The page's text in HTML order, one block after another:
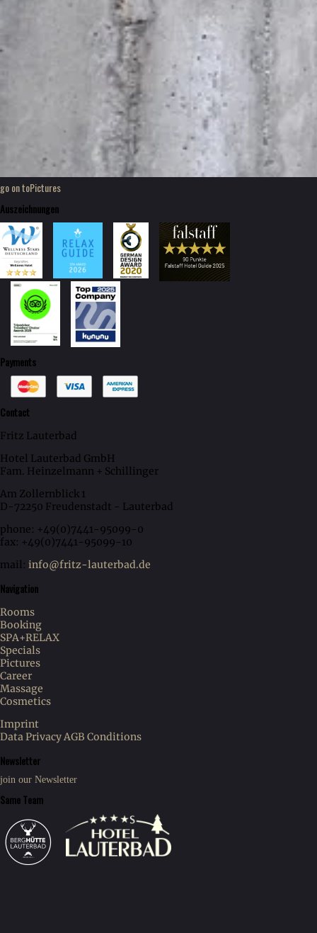
go on toPictures
Auszeichnungen
Payments
Contact
Fritz Lauterbad
Hotel Lauterbad GmbH
Fam. Heinzelmann + Schillinger
Am Zollernblick 1
D-72250 Freudenstadt - Lauterbad
phone: +49(0)7441-95099-0
fax: +49(0)7441-95099-10
mail: info@fritz-lauterbad.de
Navigation
Rooms
Booking
SPA+RELAX
Specials
Pictures
Career
Massage
Cosmetics
Imprint
Data Privacy AGB Conditions
Newsletter
join our Newsletter
Same Team